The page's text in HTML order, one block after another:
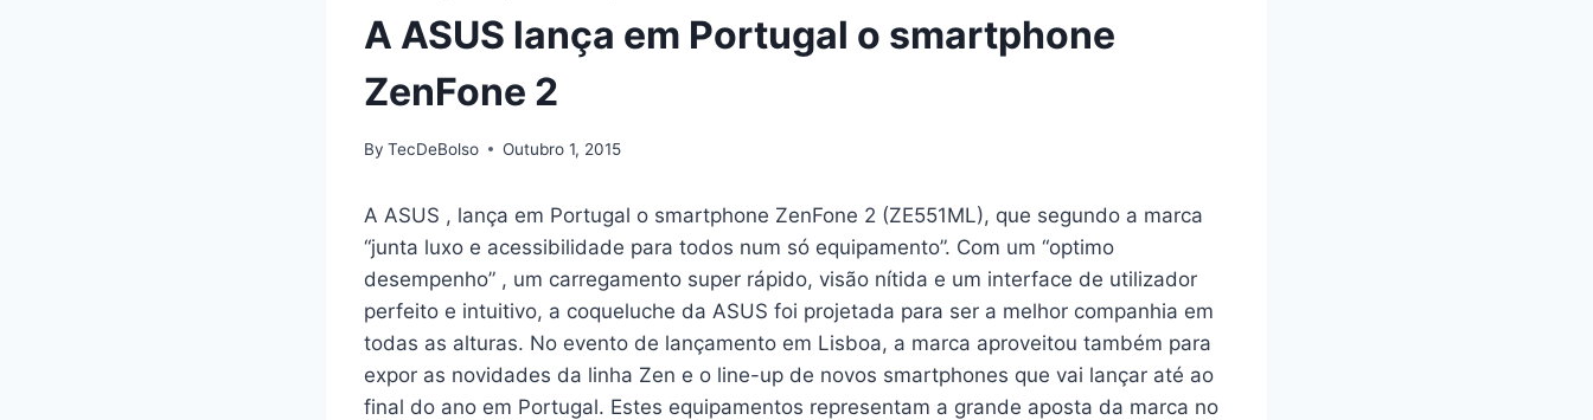
A ASUS lança em Portugal o smartphone
ZenFone 2
By TecDeBolso Outubro 1, 2015
A ASUS , lança em Portugal o smartphone ZenFone 2 (ZE551ML), que segundo a marca
“junta luxo e acessibilidade para todos num só equipamento”. Com um “optimo
desempenho” , um carregamento super rápido, visão nítida e um interface de utilizador
perfeito e intuitivo, a coqueluche da ASUS foi projetada para ser a melhor companhia em
todas as alturas. No evento de lançamento em Lisboa, a marca aproveitou também para
expor as novidades da linha Zen e o line-up de novos smartphones que vai lançar até ao
final do ano em Portugal. Estes equipamentos representam a grande aposta da marca no